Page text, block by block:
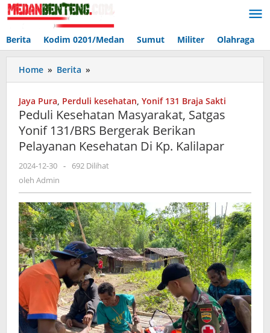
Lewati
ke
Berita Kodim 0201/Medan Sumut Militer Olahraga
Home » Berita »
Kesehatan
Satgas
Yonif
131/BRS
Bergerak
Pelayanan
Di
Kp.
Kalilapar
Jaya Pura, Perduli kesehatan, Yonif 131 Braja Sakti
Peduli Kesehatan Masyarakat, Satgas
Yonif 131/BRS Bergerak Berikan
Pelayanan Kesehatan Di Kp. Kalilapar
2024-12-30 oleh
-
692 Dilihat
oleh Admin